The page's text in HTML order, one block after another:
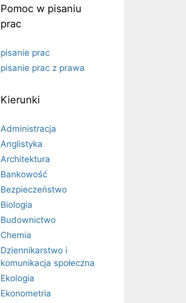
Pomoc w pisaniu
prac
pisanie prac
pisanie prac z prawa
Kierunki
Administracja
Anglistyka
Architektura
Bankowość
Bezpieczeństwo
Biologia
Budownictwo
Chemia
Dziennikarstwo i
komunikacja społeczna
Ekologia
Ekonometria